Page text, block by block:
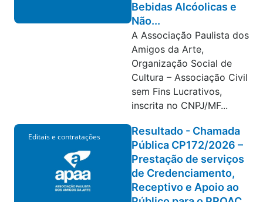
Bebidas Alcóolicas e
Não...
A Associação Paulista dos
Amigos da Arte,
Organização Social de
Cultura – Associação Civil
sem Fins Lucrativos,
inscrita no CNPJ/MF...
Editais e contratações
Resultado - Chamada
Pública CP172/2026 –
Prestação de serviços
de Credenciamento,
Receptivo e Apoio ao